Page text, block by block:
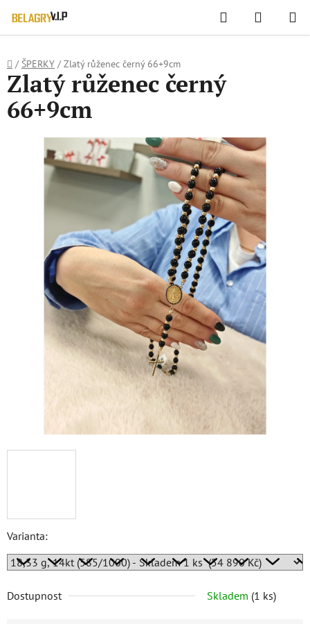
WIDGET HODNOCENÍ OBCHODU
Přejít
na
Hledat
KOŠÍK
Domů
/ ŠPERKY / Zlatý růženec černý 66+9cm
Varianta:
Dostupnost Skladem (1 ks)
Zlatý růženec černý
66+9cm